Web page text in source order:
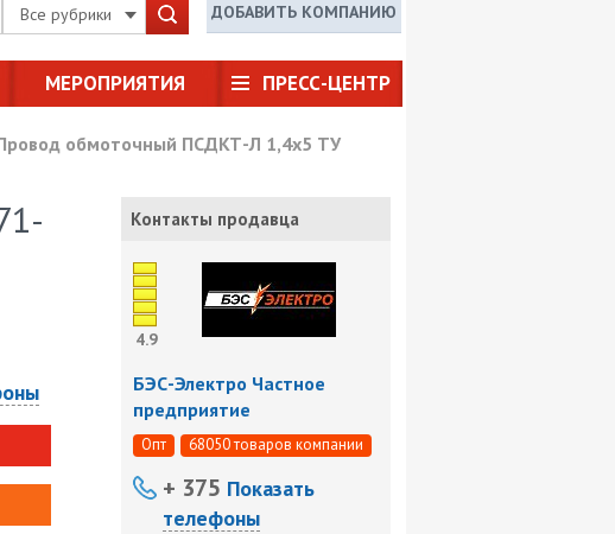
Все рубрики ДОБАВИТЬ КОМПАНИЮ
МЕРОПРИЯТИЯ ПРЕСС-ЦЕНТР
обмоточный ПСДКТ-Л 1,4х5 ТУ
Контакты продавца
4.9
БЭС-Электро Частное
предприятие
Опт 68050 товаров компании
+ 375 Показать
телефоны